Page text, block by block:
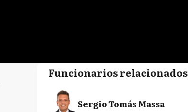
Funcionarios relacionados
Sergio Tomás Massa